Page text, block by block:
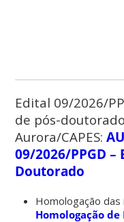
Edital 09/2026/
de pós-
Aurora/CAPES:
09/2026/PPGD –
Doutorado
Homologação das
Homologação de